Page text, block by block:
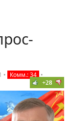
• Комм.: 34 •
+28